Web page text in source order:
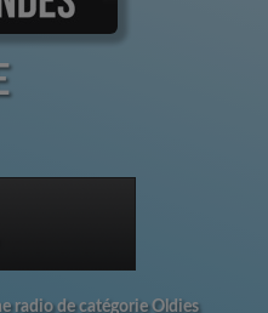
radio de catégorie Oldies